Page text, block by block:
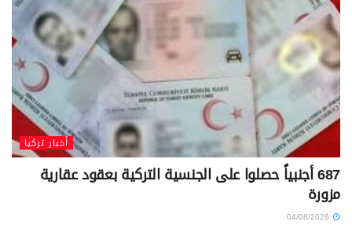
أخبار تركيا
687 أجنبياً حصلوا على الجنسية التركية بعقود عقارية
مزورة